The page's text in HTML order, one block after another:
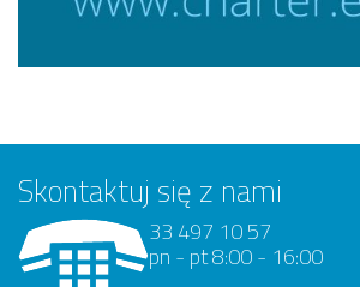
Skontaktuj się z nami
33 497 10 57
pn - pt 8:00 - 16:00